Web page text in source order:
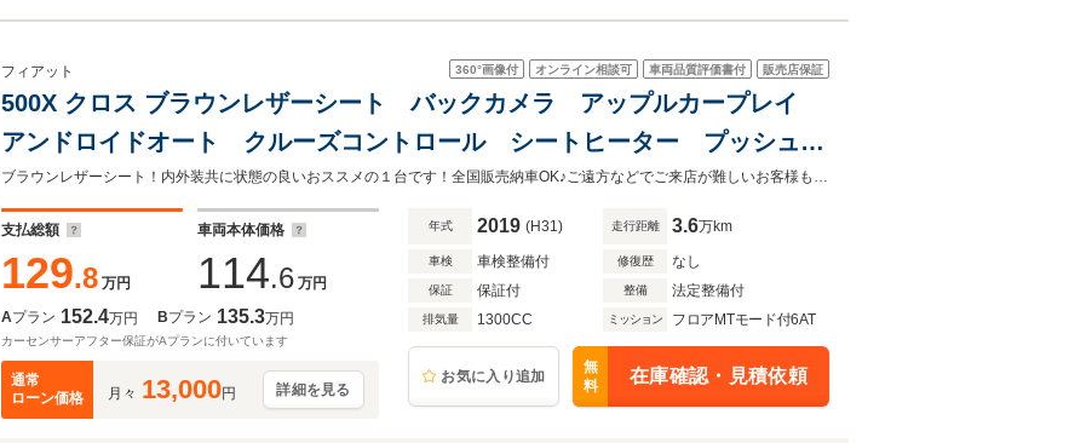
360°画像付 オンライン相談可 車両品質評価書付 販売店保証
フィアット
500X クロス ブラウンレザーシート バックカメラ アップルカープレイ
アンドロイドオート クルーズコントロール シートヒーター プッシュス
タート ETC
ブラウンレザーシート！内外装共に状態の良いおススメの１台です！全国販売納車OK♪ご遠方などでご来店が難しいお客様もお気軽にご相談下さい！詳しくは0120-62-1031まで！
支払総額
129.8 万円
車両本体価格
114.6 万円
Aプラン 152.4万円 Bプラン 135.3万円
カーセンサーアフター保証がAプランに付いています
通常
ローン価格
月々 13,000円 詳細を見る
年式 2019 (H31) 走行距離 3.6万km
車検 車検整備付 修復歴 なし
保証 保証付 整備 法定整備付
排気量 1300CC ミッション フロアMTモード付6AT
お気に入り追加
無
料
在庫確認・見積依頼